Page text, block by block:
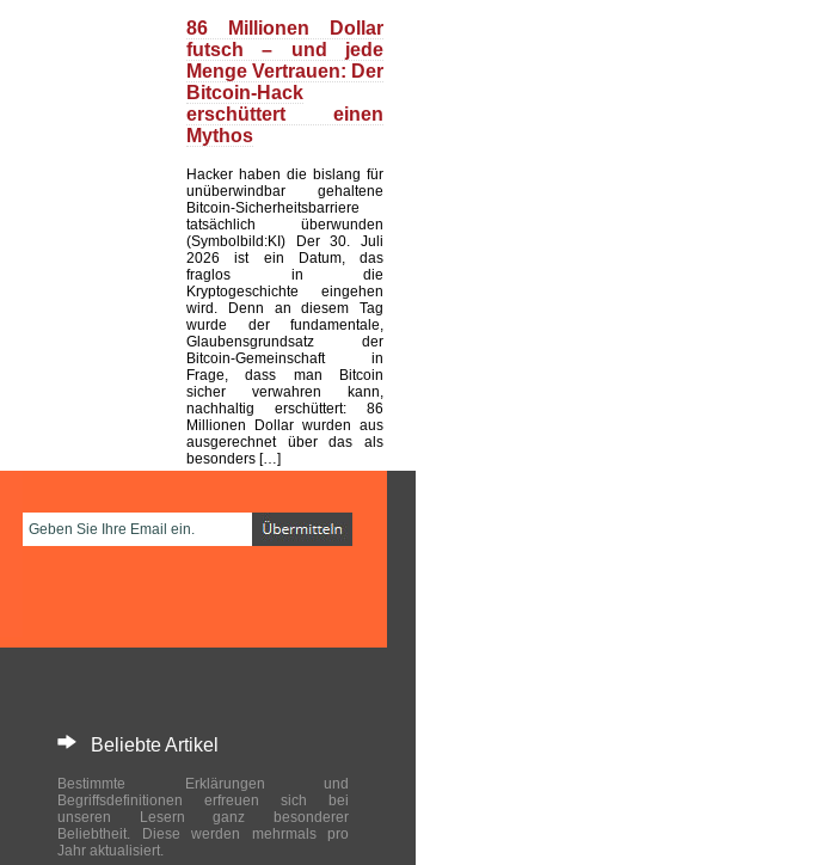
86 Millionen Dollar
futsch – und jede
Menge Vertrauen: Der
Bitcoin-Hack
erschüttert einen
Mythos
Hacker haben die bislang für
unüberwindbar gehaltene
Bitcoin-Sicherheitsbarriere
tatsächlich überwunden
(Symbolbild:KI) Der 30. Juli
2026 ist ein Datum, das
fraglos in die
Kryptogeschichte eingehen
wird. Denn an diesem Tag
wurde der fundamentale,
Glaubensgrundsatz der
Bitcoin-Gemeinschaft in
Frage, dass man Bitcoin
sicher verwahren kann,
nachhaltig erschüttert: 86
Millionen Dollar wurden aus
ausgerechnet über das als
besonders […]
Beliebte Artikel
Bestimmte Erklärungen und
Begriffsdefinitionen erfreuen sich bei
unseren Lesern ganz besonderer
Beliebtheit. Diese werden mehrmals pro
Jahr aktualisiert.